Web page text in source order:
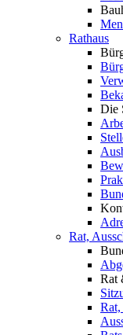
Rathaus
Die
Rat,
Rat